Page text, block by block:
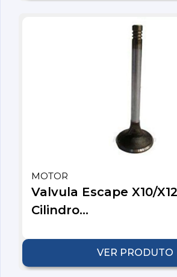
MOTOR
Valvula Escape X10/
Cilindro...
VER PRODUTO